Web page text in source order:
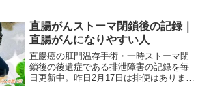
直腸がんストーマ閉鎖後の記録｜
直腸がんになりやすい人
直腸癌の肛門温存手術・一時ストーマ閉
鎖後の後遺症である排泄障害の記録を毎
日更新中。昨日2月17日は排便はありませ